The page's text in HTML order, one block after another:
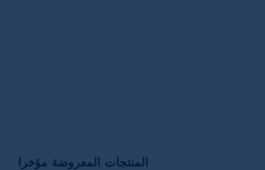
المنتجات المعروضة مؤخرا